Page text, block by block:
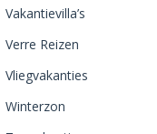
Vakantievilla’s
Verre Reizen
Vliegvakanties
Winterzon